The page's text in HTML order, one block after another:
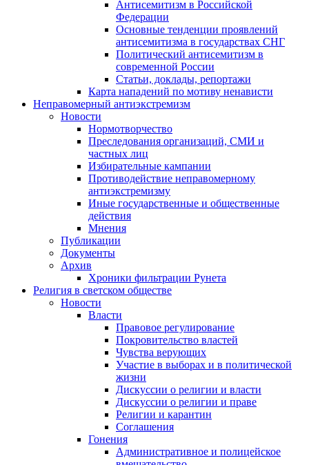
Антисемитизм в Российской
Федерации
Основные тенденции проявлений
антисемитизма в государствах СНГ
Политический антисемитизм в
современной России
Статьи, доклады, репортажи
Карта нападений по мотиву ненависти
Неправомерный антиэкстремизм
Новости
Нормотворчество
Преследования организаций, СМИ и
частных лиц
Избирательные кампании
Противодействие неправомерному
антиэкстремизму
Иные государственные и общественные
действия
Мнения
Публикации
Документы
Архив
Хроники фильтрации Рунета
Религия в светском обществе
Новости
Власти
Правовое регулирование
Покровительство властей
Чувства верующих
Участие в выборах и в политической
жизни
Дискуссии о религии и власти
Дискуссии о религии и праве
Религии и карантин
Соглашения
Гонения
Административное и полицейское